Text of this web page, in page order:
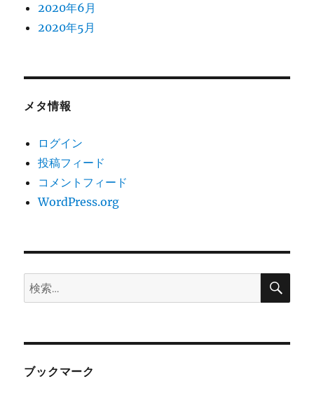
2020年6月
2020年5月
メタ情報
ログイン
投稿フィード
コメントフィード
WordPress.org
検
索:
検
ブックマーク